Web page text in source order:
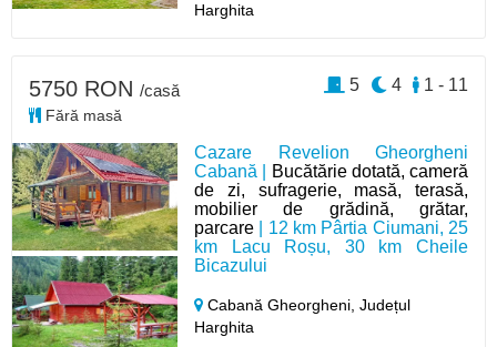
Harghita
Cazare Revelion Gheorgheni
Cabană |
Bucătărie dotată, cameră
de zi, sufragerie, masă, terasă,
mobilier de grădină, grătar,
parcare | 12 km Pârtia Ciumani, 25
km Lacu Roșu, 30 km Cheile
Bicazului
Cabană Gheorgheni,Județul
Harghita
5750 RON /casă
Fără masă
1 - 11
4
5